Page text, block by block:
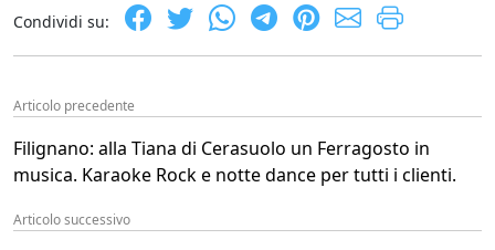
Condividi su:
Articolo precedente
Filignano: alla Tiana di Cerasuolo un Ferragosto in
musica. Karaoke Rock e notte dance per tutti i clienti.
Articolo successivo